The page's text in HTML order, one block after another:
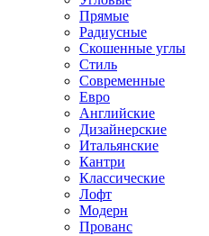
Прямые
Радиусные
Скошенные углы
Стиль
Современные
Евро
Английские
Дизайнерские
Итальянские
Кантри
Классические
Лофт
Модерн
Прованс